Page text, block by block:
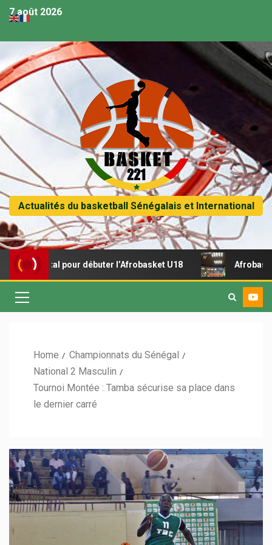
7 août 2026
Actualités du basketball Sénégalais et International
pour débuter l’Afrobasket U18 Afrobasket U18
Home
Championnats du Sénégal
National 2 Masculin
Tournoi Montée : Tamba sécurise sa place dans
le dernier carré